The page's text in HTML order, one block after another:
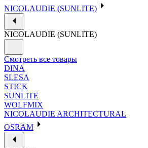
NICOLAUDIE (SUNLITE)
NICOLAUDIE (SUNLITE)
Смотреть все товары
DINA
SLESA
STICK
SUNLITE
WOLFMIX
NICOLAUDIE ARCHITECTURAL
OSRAM